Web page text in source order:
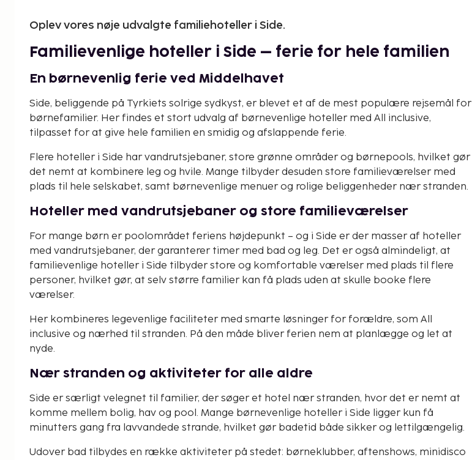
Oplev vores nøje udvalgte familiehoteller i Side.
Familievenlige hoteller i Side – ferie for hele familien
En børnevenlig ferie ved Middelhavet
Side, beliggende på Tyrkiets solrige sydkyst, er blevet et af de mest populære rejsemål for
børnefamilier. Her findes et stort udvalg af børnevenlige hoteller med All inclusive,
tilpasset for at give hele familien en smidig og afslappende ferie.
Flere hoteller i Side har vandrutsjebaner, store grønne områder og børnepools, hvilket gør
det nemt at kombinere leg og hvile. Mange tilbyder desuden store familieværelser med
plads til hele selskabet, samt børnevenlige menuer og rolige beliggenheder nær stranden.
Hoteller med vandrutsjebaner og store familieværelser
For mange børn er poolområdet feriens højdepunkt – og i Side er der masser af hoteller
med vandrutsjebaner, der garanterer timer med bad og leg. Det er også almindeligt, at
familievenlige hoteller i Side tilbyder store og komfortable værelser med plads til flere
personer, hvilket gør, at selv større familier kan få plads uden at skulle booke flere
værelser.
Her kombineres legevenlige faciliteter med smarte løsninger for forældre, som All
inclusive og nærhed til stranden. På den måde bliver ferien nem at planlægge og let at
nyde.
Nær stranden og aktiviteter for alle aldre
Side er særligt velegnet til familier, der søger et hotel nær stranden, hvor det er nemt at
komme mellem bolig, hav og pool. Mange børnevenlige hoteller i Side ligger kun få
minutters gang fra lavvandede strande, hvilket gør badetid både sikker og lettilgængelig.
Udover bad tilbydes en række aktiviteter på stedet: børneklubber, aftenshows, minidisco